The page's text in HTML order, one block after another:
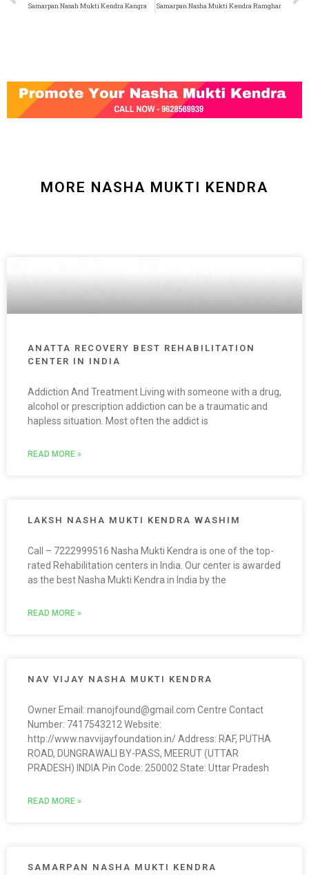
Samarpan Nasah Mukti Kendra Kangra Samarpan Nasha Mukti Kendra Ramghar
MORE NASHA MUKTI KENDRA
ANATTA RECOVERY BEST REHABILITATION
CENTER IN INDIA
Addiction And Treatment Living with someone with a drug,
alcohol or prescription addiction can be a traumatic and
hapless situation. Most often the addict is
READ MORE »
LAKSH NASHA MUKTI KENDRA WASHIM
Call – 7222999516 Nasha Mukti Kendra is one of the top-
rated Rehabilitation centers in India. Our center is awarded
as the best Nasha Mukti Kendra in India by the
READ MORE »
NAV VIJAY NASHA MUKTI KENDRA
Owner Email: manojfound@gmail.com Centre Contact
Number: 7417543212 Website:
http://www.navvijayfoundation.in/ Address: RAF, PUTHA
ROAD, DUNGRAWALI BY-PASS, MEERUT (UTTAR
PRADESH) INDIA Pin Code: 250002 State: Uttar Pradesh
READ MORE »
SAMARPAN NASHA MUKTI KENDRA